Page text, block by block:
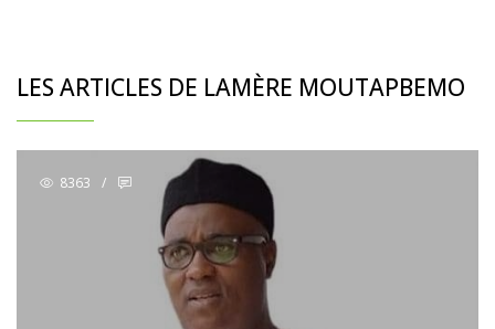
LES ARTICLES DE LAMÈRE MOUTAPBEMO
8363 /